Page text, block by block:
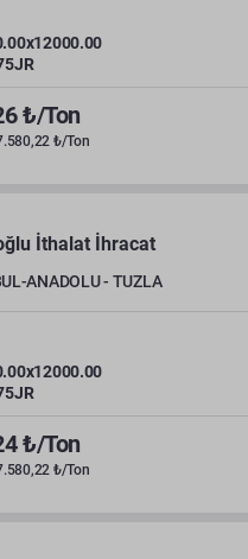
₺/Ton
₺/Ton
İthalat İhracat
ANADOLU - TUZLA
₺/Ton
₺/Ton